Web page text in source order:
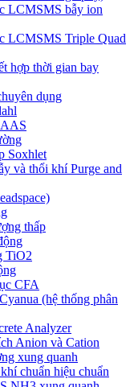
LCMSMS bẫy ion
LCMSMS Triple Quad
hợp thời gian bay
dụng
Soxhlet
và thổi khí Purge and
thấp
TiO2
CFA
(hệ thống phân
Analyzer
Anion và Cation
xung quanh
chuẩn hiệu chuẩn